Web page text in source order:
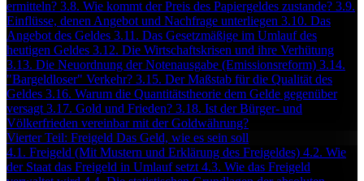
ermitteln? 3.8. Wie kommt der Preis des Papiergeldes zustande? 3.9.
Einflüsse, denen Angebot und Nachfrage unterliegen 3.10. Das
Angebot des Geldes 3.11. Das Gesetzmäßige im Umlauf des
heutigen Geldes 3.12. Die Wirtschaftskrisen und ihre Verhütung
3.13. Die Neuordnung der Notenausgabe (Emissionsreform) 3.14.
"Bargeldloser" Verkehr? 3.15. Der Maßstab für die Qualität des
Geldes 3.16. Warum die Quantitätstheorie dem Gelde gegenüber
versagt 3.17. Gold und Frieden? 3.18. Ist der Bürger- und
Völkerfrieden vereinbar mit der Goldwährung?
Vierter Teil: Freigeld Das Geld, wie es sein soll
4.1. Freigeld (Mit Mustern und Erklärung des Freigeldes) 4.2. Wie
der Staat das Freigeld in Umlauf setzt 4.3. Wie das Freigeld